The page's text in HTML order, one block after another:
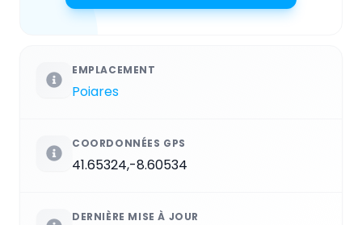
EMPLACEMENT
Poiares
COORDONNÉES GPS
41.65324,-8.60534
DERNIÈRE MISE À JOUR